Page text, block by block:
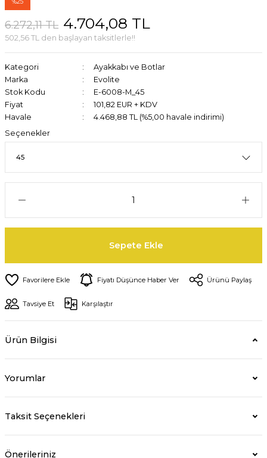
6.272,11 TL 4.704,08 TL
502,56 TL den başlayan taksitlerle!!
Kategori
Ayakkabı ve Botlar
Marka
Evolite
Stok Kodu
E-6008-M_45
Fiyat
101,82 EUR + KDV
Havale
4.468,88 TL (%5,00 havale indirimi)
Seçenekler
Sepete Ekle
Fiyatı Düşünce Haber Ver Ürünü Paylaş
Tavsiye Et Karşılaştır
Ürün Bilgisi
Yorumlar
Taksit Seçenekleri
Önerileriniz